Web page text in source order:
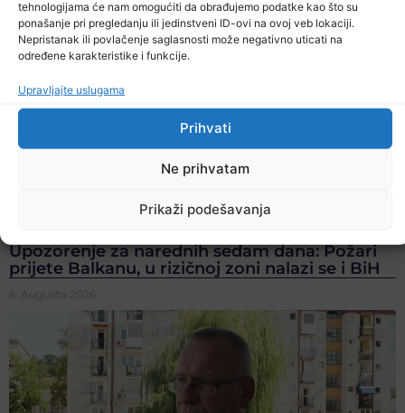
tehnologijama će nam omogućiti da obrađujemo podatke kao što su
ponašanje pri pregledanju ili jedinstveni ID-ovi na ovoj veb lokaciji.
Nepristanak ili povlačenje saglasnosti može negativno uticati na
određene karakteristike i funkcije.
Upravljajte uslugama
Prihvati
Ne prihvatam
Prikaži podešavanja
Upozorenje za narednih sedam dana: Požari
prijete Balkanu, u rizičnoj zoni nalazi se i BiH
6. Augusta 2026.